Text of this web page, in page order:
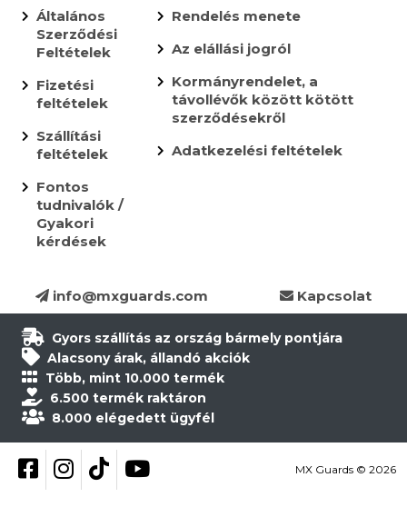
Általános
Szerződési
Feltételek
Fizetési
feltételek
Szállítási
feltételek
Fontos
tudnivalók /
Gyakori
kérdések
Rendelés menete
Az elállási jogról
Kormányrendelet, a
távollévők között kötött
szerződésekről
Adatkezelési feltételek
info@mxguards.com Kapcsolat
Gyors szállítás az ország bármely pontjára
Alacsony árak, állandó akciók
Több, mint 10.000 termék
6.500 termék raktáron
8.000 elégedett ügyfél
Kövess be Facebookon
Kövess be Instagramon
Kövess be TikTokon
YouTube MX Guards © 2026